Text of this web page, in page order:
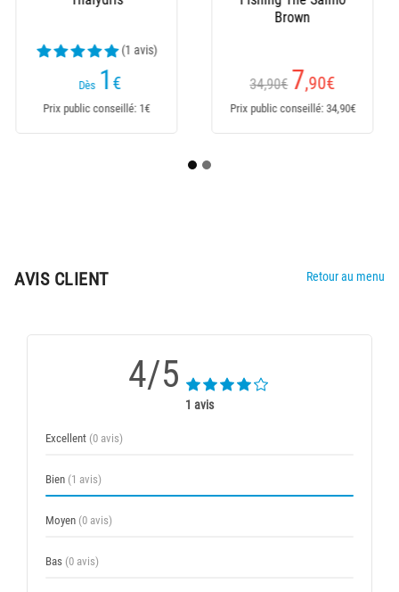
(6 avis)
14,90€ Dès 7
Prix public conseillé: 14,90€
Réversible - Noir/Kaki
9,90€ 5,60€
Prix public conseillé: 9,90€
AVIS CLIENT Retour au menu
4/5
1 avis
Excellent (0 avis)
Bien (1 avis)
Moyen (0 avis)
Bas (0 avis)